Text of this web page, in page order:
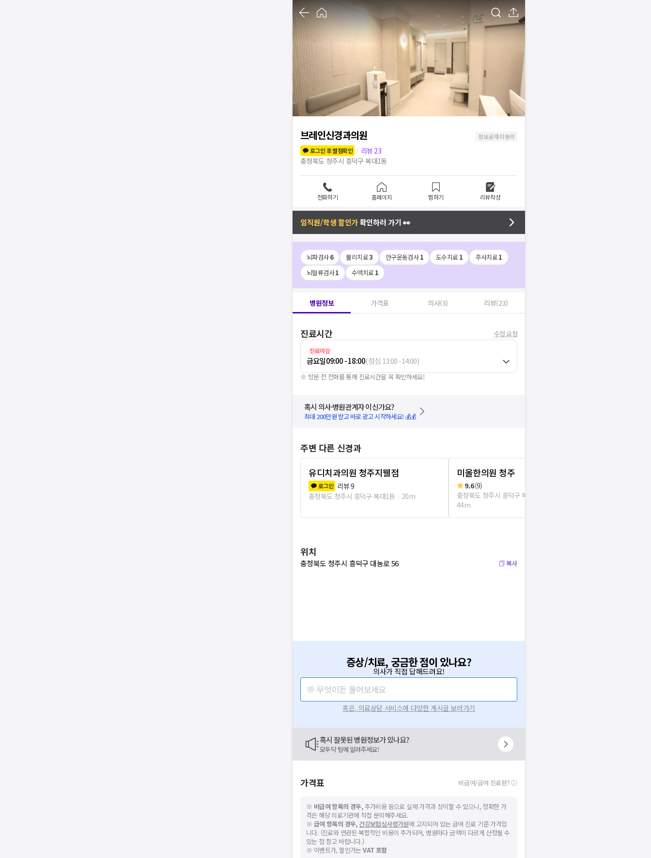
브레인신경과의원
정보공개 미동의
로그인 후 별점확인
리뷰 23
충청북도 청주시 흥덕구 복대1동
전화하기 홈페이지 찜하기 리뷰작성
임직원/학생 할인가확인하러 가기 👀
뇌파검사6 물리치료3 안구운동검사1 도수치료 1 주사치료1
뇌혈류검사1 수액치료 1
병원정보 가격표 의사(3) 리뷰(23)
진료시간 수정 요청
진료마감
금요일09:00 - 18:00(점심 13:00-14:00)
※ 방문 전 전화를 통해 진료시간을 꼭 확인하세요!
혹시 의사·병원관계자 이신가요?
최대 200만원 받고 바로 광고 시작하세요! 💰💰
주변 다른 신경과
유디치과의원 청주지웰점
로그인 리뷰9
충청북도 청주시 흥덕구 복대1동
20m
미올한의원 청주
9.6(9)
충청북도 청주시 흥덕구 복대1동
44m
위치
충청북도 청주시 흥덕구 대농로 56 복사
증상/치료, 궁금한 점이 있나요?
의사가 직접 답해드려요!
💬 무엇이든 물어보세요
혹은, 의료상담 서비스에 다양한 게시글 보러가기
혹시 잘못된 병원정보가 있나요?
모두닥 팀에 알려주세요!
가격표 비급여/급여 진료란?
※ 비급여 항목의 경우,추가비용 등으로 실제 가격과 상이할 수 있으니, 정확한 가
격은 해당 의료기관에 직접 문의해주세요.
※ 급여 항목의 경우, 건강보험심사평가원에 고지되어 있는 급여 진료 기준 가격입
니다. (진료와 연관된 복합적인 비용이 추가되어, 병원마다 금액이 다르게 산정될 수
있는 점 참고 바랍니다.)
※ 이벤트가, 할인가는VAT 포함